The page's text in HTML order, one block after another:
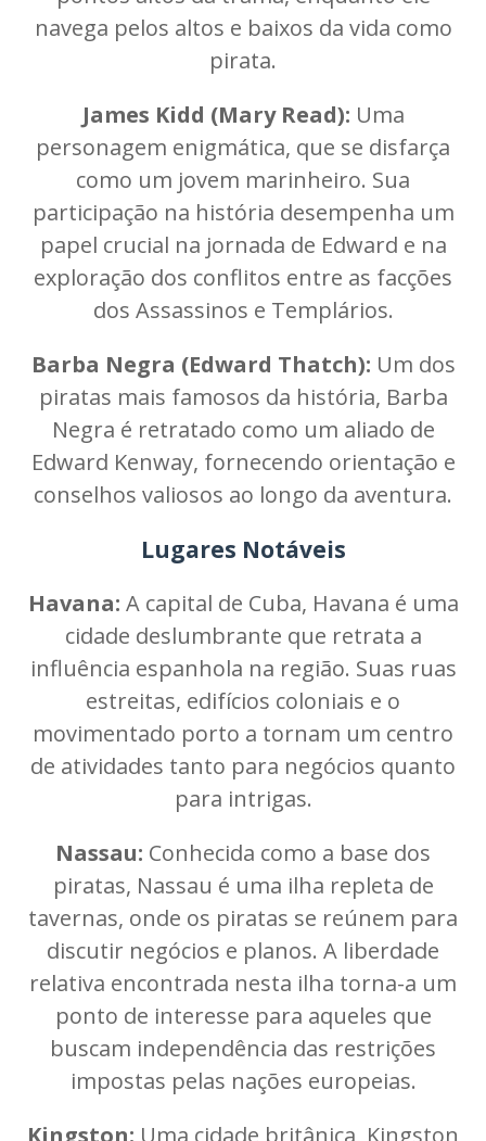
navega pelos altos e baixos da vida como
pirata.
James Kidd (Mary Read): Uma
personagem enigmática, que se disfarça
como um jovem marinheiro. Sua
participação na história desempenha um
papel crucial na jornada de Edward e na
exploração dos conflitos entre as facções
dos Assassinos e Templários.
Barba Negra (Edward Thatch): Um dos
piratas mais famosos da história, Barba
Negra é retratado como um aliado de
Edward Kenway, fornecendo orientação e
conselhos valiosos ao longo da aventura.
Lugares Notáveis
Havana: A capital de Cuba, Havana é uma
cidade deslumbrante que retrata a
influência espanhola na região. Suas ruas
estreitas, edifícios coloniais e o
movimentado porto a tornam um centro
de atividades tanto para negócios quanto
para intrigas.
Nassau: Conhecida como a base dos
piratas, Nassau é uma ilha repleta de
tavernas, onde os piratas se reúnem para
discutir negócios e planos. A liberdade
relativa encontrada nesta ilha torna-a um
ponto de interesse para aqueles que
buscam independência das restrições
impostas pelas nações europeias.